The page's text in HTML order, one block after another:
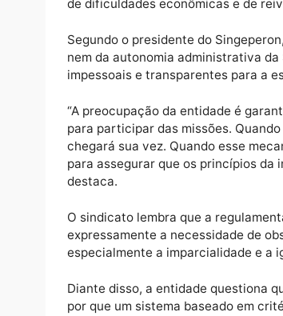
que garantia maior
Atualmente, as missões
R$ 6.800, valor que auxilia
de dificuldades econômicas e
Segundo o presidente do
nem da autonomia
“A preocupação da entidade é
chegará sua vez. Quando esse
para assegurar que os